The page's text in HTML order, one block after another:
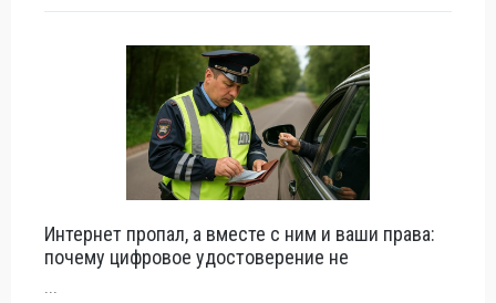
Интернет пропал, а вместе с ним и ваши права:
почему цифровое удостоверение не
...